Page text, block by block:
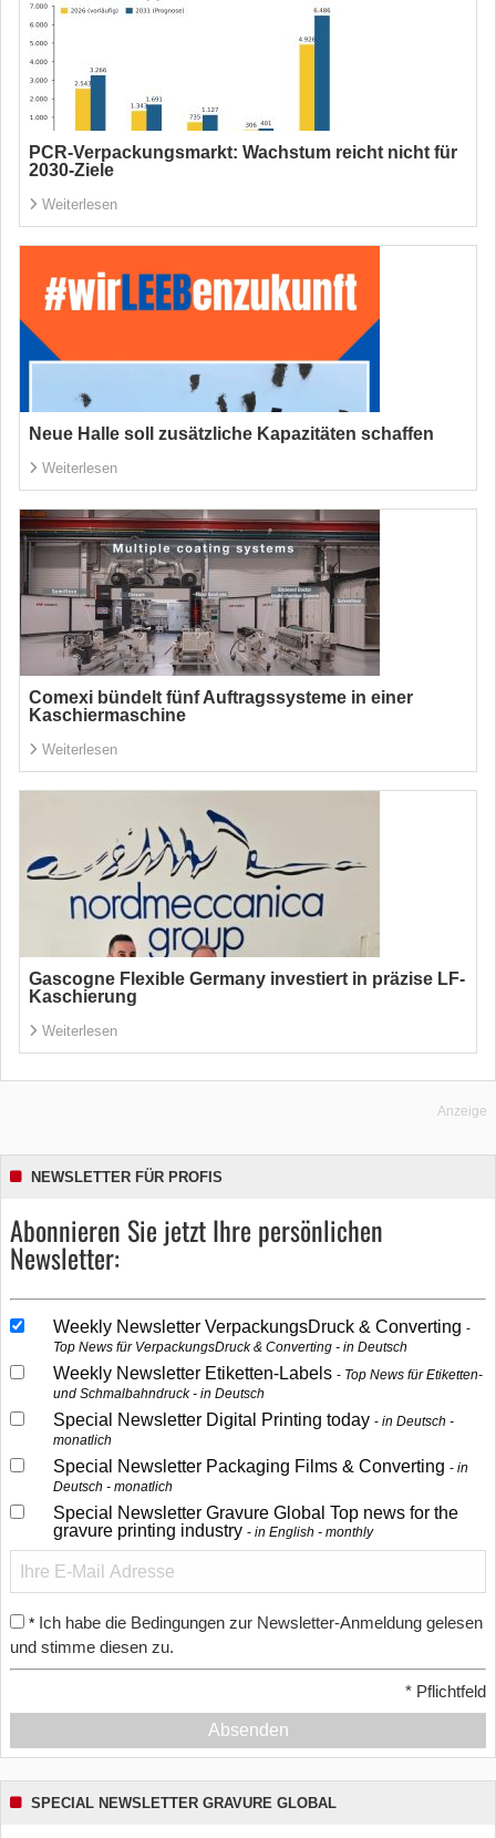
PCR-Verpackungsmarkt: Wachstum reicht nicht für
2030-Ziele
Weiterlesen
Neue Halle soll zusätzliche Kapazitäten schaffen
Weiterlesen
Comexi bündelt fünf Auftragssysteme in einer
Kaschiermaschine
Weiterlesen
Gascogne Flexible Germany investiert in präzise LF-
Kaschierung
Weiterlesen
Anzeige
NEWSLETTER FÜR PROFIS
Abonnieren Sie jetzt Ihre persönlichen
Newsletter:
Weekly Newsletter VerpackungsDruck & Converting
Top News für VerpackungsDruck & Converting - in Deutsch
Weekly Newsletter Etiketten-Labels
Top News für Etiketten-
und Schmalbahndruck - in Deutsch
Special Newsletter Digital Printing today
in Deutsch -
monatlich
Special Newsletter Packaging Films & Converting
in
Deutsch - monatlich
Special Newsletter Gravure Global Top news for the
gravure printing industry
in English - monthly
* Ich habe die Bedingungen zur Newsletter-Anmeldung gelesen
und stimme diesen zu.
* Pflichtfeld
Absenden
SPECIAL NEWSLETTER GRAVURE GLOBAL